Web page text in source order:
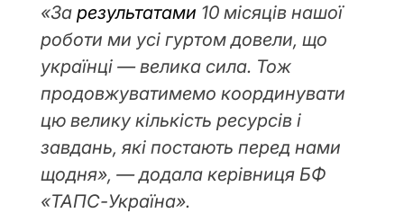
«За результатами 10 місяців нашої
роботи ми усі гуртом довели, що
українці — велика сила. Тож
продовжуватимемо координувати
цю велику кількість ресурсів і
завдань, які постають перед нами
щодня», — додала керівниця БФ
«ТАПС-Україна».